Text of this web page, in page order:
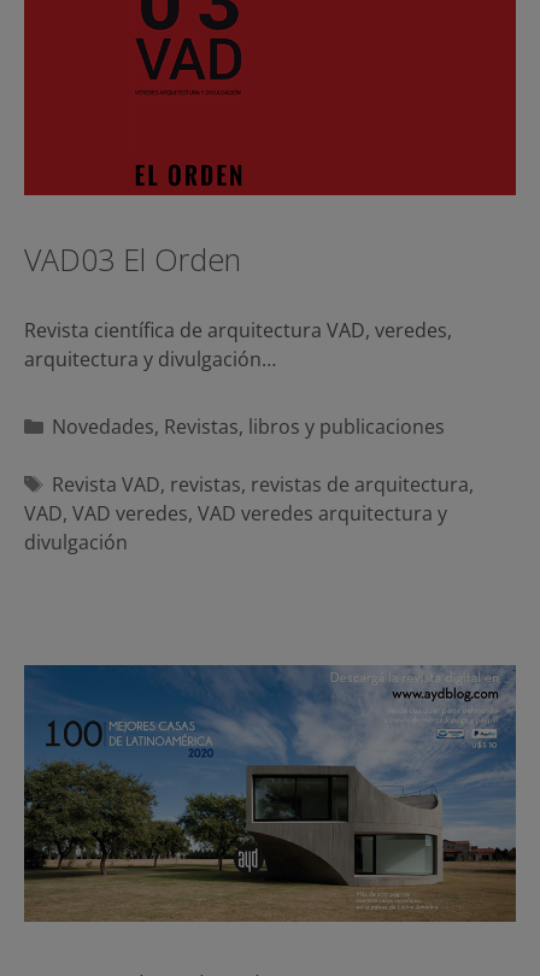
VAD03 El Orden
Revista científica de arquitectura VAD, veredes,
arquitectura y divulgación…
Categorías
Novedades, Revistas, libros y publicaciones
Etiquetas
Revista VAD, revistas, revistas de arquitectura,
VAD, VAD veredes, VAD veredes arquitectura y
divulgación